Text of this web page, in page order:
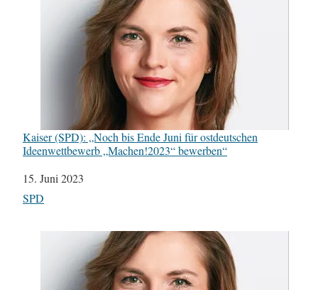
Kaiser (SPD): „Noch bis Ende Juni für ostdeutschen
Ideenwettbewerb „Machen!2023“ bewerben“
Datum
15. Juni 2023
In Bezug auf
SPD